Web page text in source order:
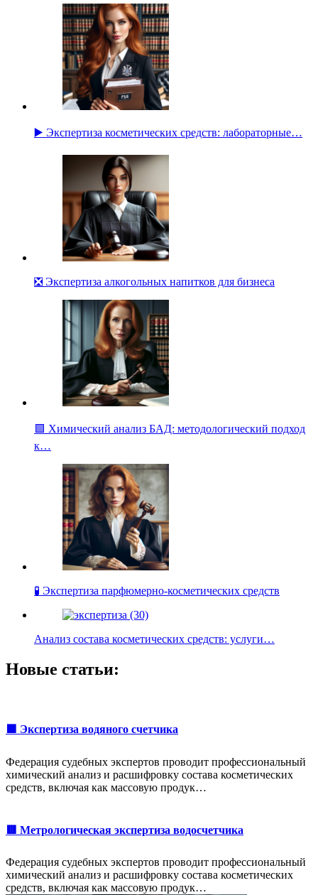
▶️ Экспертиза косметических средств: лабораторные…
❎ Экспертиза алкогольных напитков для бизнеса
🟩 Химический анализ БАД: методологический подход
к…
🧪 Экспертиза парфюмерно-косметических средств
Анализ состава косметических средств: услуги…
Новые статьи:
🟩 Экспертиза водяного счетчика
Федерация судебных экспертов проводит профессиональный
химический анализ и расшифровку состава косметических
средств, включая как массовую продук…
🟥 Метрологическая экспертиза водосчетчика
Федерация судебных экспертов проводит профессиональный
химический анализ и расшифровку состава косметических
средств, включая как массовую продук…